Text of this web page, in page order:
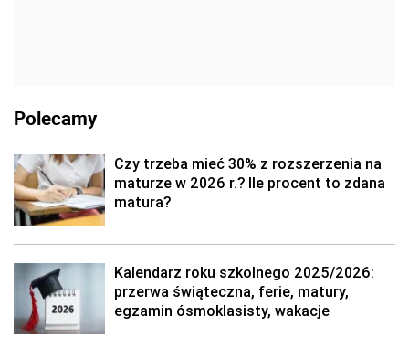
Polecamy
Czy trzeba mieć 30% z rozszerzenia na
maturze w 2026 r.? Ile procent to zdana
matura?
Kalendarz roku szkolnego 2025/2026:
przerwa świąteczna, ferie, matury,
egzamin ósmoklasisty, wakacje